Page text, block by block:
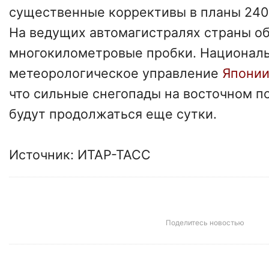
существенные коррективы в планы
На ведущих автомагистралях страны
многокилометровые пробки.
метеорологическое управление
что сильные снегопады на восточном
будут продолжаться еще сутки.
Источник: ИТАР-ТАСС
Поделитесь новостью